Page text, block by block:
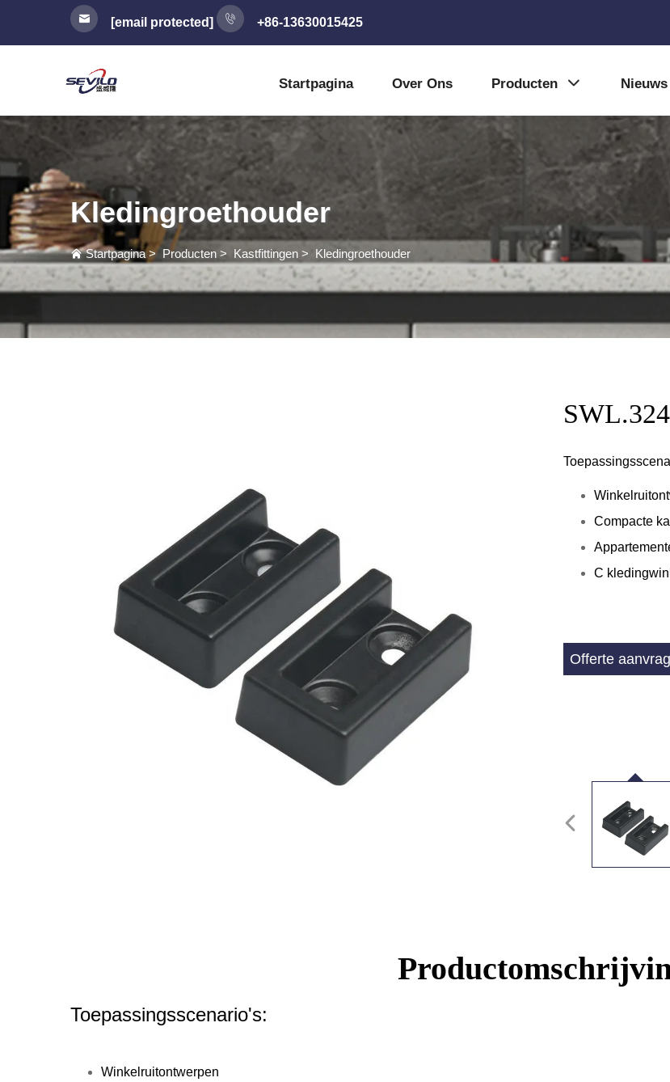
[email protected] +86-13630015425
Startpagina Over Ons Producten Nieuws
Kledingroethouder
Startpagina> Producten > Kastfittingen > Kledingroethouder
Compacte
C
Offerte
Toepassingsscenario's:
Winkelruitontwerpen